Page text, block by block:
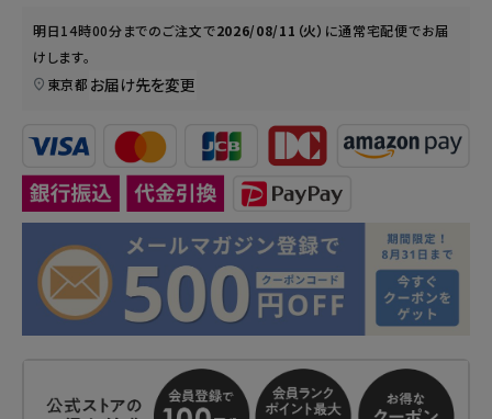
明日14時00分までのご注文で2026/08/11（火） に通常宅配便でお届
けします。
東京都 お届け先を変更